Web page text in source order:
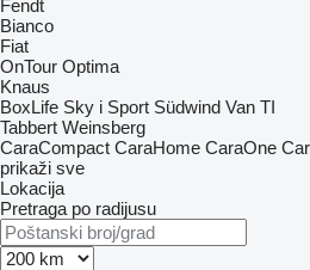
Fendt
Bianco
Fiat
OnTour Optima
Knaus
BoxLife Sky i Sport Südwind Van TI
Tabbert Weinsberg
CaraCompact CaraHome CaraOne
prikaži sve
Lokacija
Pretraga po radijusu